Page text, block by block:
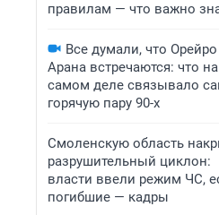
правилам — что важно
Все думали, что
Арана встречаются: что на
самом деле связывало
горячую пару 90-х
Смоленскую область
разрушительный циклон:
власти ввели режим ЧС,
погибшие — кадры